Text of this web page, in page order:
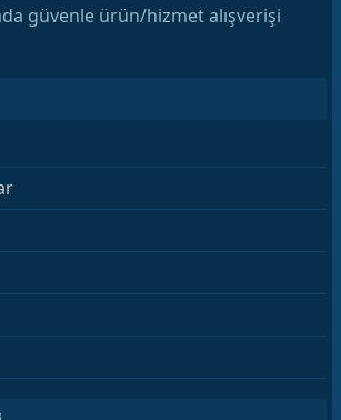
güvenle ürün/hizmet alışverişi